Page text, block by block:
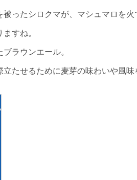
ったシロクマが、マシュマロを火
すね。
ラウンエール。
たせるために麦芽の味わいや風味